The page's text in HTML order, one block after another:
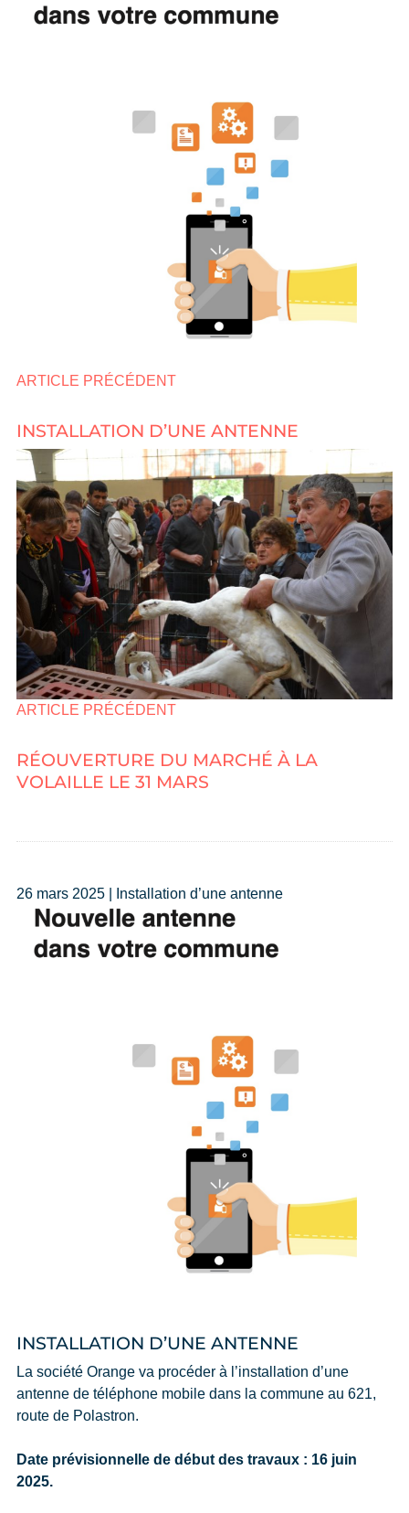
ARTICLE PRÉCÉDENT
INSTALLATION D’UNE ANTENNE
ARTICLE PRÉCÉDENT
RÉOUVERTURE DU MARCHÉ À LA
VOLAILLE LE 31 MARS
26 mars 2025 | Installation d’une antenne
INSTALLATION D’UNE ANTENNE
La société Orange va procéder à l’installation d’une
antenne de téléphone mobile dans la commune au 621,
route de Polastron.
Date prévisionnelle de début des travaux : 16 juin
2025.